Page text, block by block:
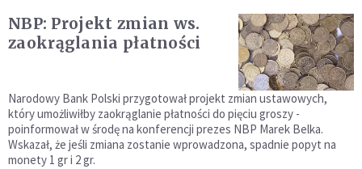
NBP: Projekt zmian ws.
zaokrąglania płatności
Narodowy Bank Polski przygotował projekt zmian ustawowych,
który umożliwiłby zaokrąglanie płatności do pięciu groszy -
poinformował w środę na konferencji prezes NBP Marek Belka.
Wskazał, że jeśli zmiana zostanie wprowadzona, spadnie popyt na
monety 1 gr i 2 gr.